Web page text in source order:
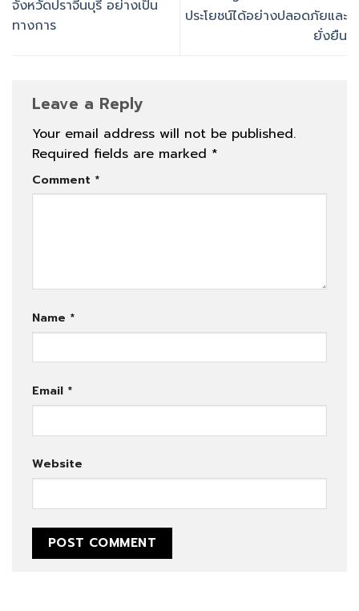
จังหวัดปราจีนบุรี อย่างเป็น
ทางการ
ประโยชน์ได้อย่างปลอดภัยและ
ยั่งยืน
Leave a Reply
Your email address will not be published.
Required fields are marked *
Comment *
Name *
Email *
Website